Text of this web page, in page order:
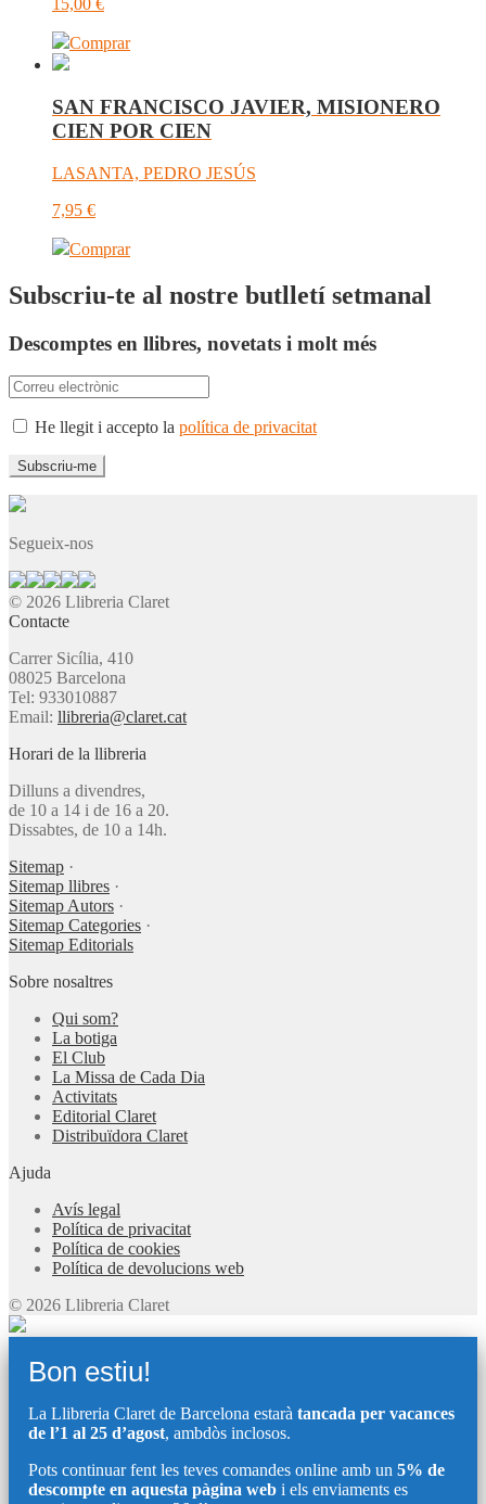
15,00 €
Comprar
SAN FRANCISCO JAVIER, MISIONERO
CIEN POR CIEN
LASANTA, PEDRO JESÚS
7,95 €
Comprar
Subscriu-te al nostre butlletí setmanal
Descomptes en llibres, novetats i molt més
He llegit i accepto la política de privacitat
Segueix-nos
© 2026 Llibreria Claret
Contacte
Carrer Sicília, 410
08025 Barcelona
Tel: 933010887
Email: llibreria@claret.cat
Horari de la llibreria
Dilluns a divendres,
de 10 a 14 i de 16 a 20.
Dissabtes, de 10 a 14h.
Sitemap ·
Sitemap llibres ·
Sitemap Autors ·
Sitemap Categories ·
Sitemap Editorials
Sobre nosaltres
Qui som?
La botiga
El Club
La Missa de Cada Dia
Activitats
Editorial Claret
Distribuïdora Claret
Ajuda
Avís legal
Política de privacitat
Política de cookies
Política de devolucions web
© 2026 Llibreria Claret
Bon estiu!
La Llibreria Claret de Barcelona estarà tancada per vacances
de l’1 al 25 d’agost, ambdòs inclosos.
Pots continuar fent les teves comandes online amb un 5% de
descompte en aquesta pàgina web i els enviaments es